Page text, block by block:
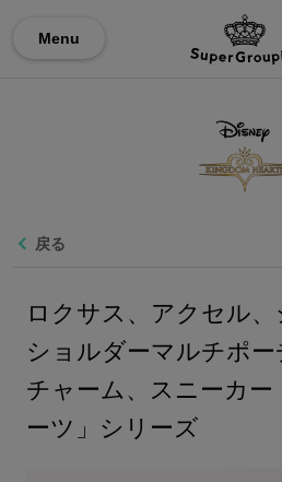
Menu
戻る
ロクサス、アクセル
ショルダーマルチポ
チャーム、スニーカ
ーツ」シリーズ